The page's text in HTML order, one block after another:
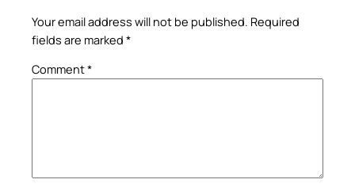
Your email address will not be published. Required
fields are marked *
Comment*